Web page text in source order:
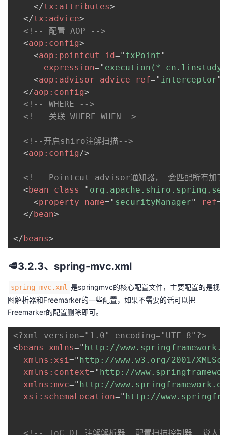
</tx: attributes>
</tx: advice>
<!-- 配置 AOP -->
<aop: config>
<aop: pointcut id=" txPoint "
expression=" execution(*
<aop: advisor advice-ref=" interceptor"
</aop: config>
<!-- WHERE -->
<!-- 关联 WHERE WHEN-->
<!--开启shiro注解扫描-->
<aop: config/>
<!-- Pointcut advisor通知器， 会匹配所有加了
< bean class="
<property name=" securityManager" ref=
</ bean>
</ beans>
🥩3.2.3、spring-mvc.xml
spring-mvc.xml 是springmvc的核心配置文件，主要配置的是视
图解析器和Freemarker的一些配置，如果不需要的话可以把
Freemarker的配置删除即可。
<?xml version="1.0" encoding="UTF-8"?>
< beans xmlns=" http://
xmlns: xsi=" http://www.w3.org/2001/
xmlns: context=" http://
xmlns: mvc=" http://
xsi: schemaLocation=" http://